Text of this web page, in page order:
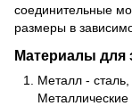
соединительные
размеры в
Материалы для
Металл -
Металлические